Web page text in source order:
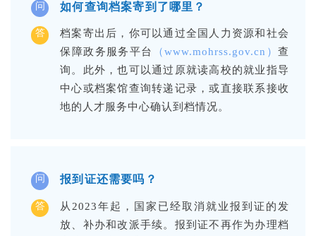
问 如何查询档案寄到了哪里？
答
档案寄出后，你可以通过全国人力资源和社会
保障政务服务平台
（www.mohrss.gov.cn） 查
询。此外，也可以通过原就读高校的就业指导
中心或档案馆查询转递记录，或直接联系接收
地的人才服务中心确认到档情况。
问 报到证还需要吗？
答
从2023年起，国家已经取消就业报到证的发
放、补办和改派手续。报到证不再作为办理档